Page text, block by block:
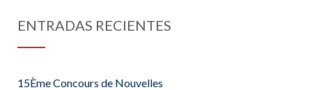
ENTRADAS RECIENTES
15Ème Concours de Nouvelles